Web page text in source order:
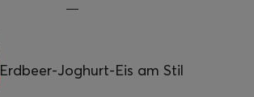
Erdbeer-Joghurt-Eis am Stil